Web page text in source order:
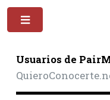
Usuarios de